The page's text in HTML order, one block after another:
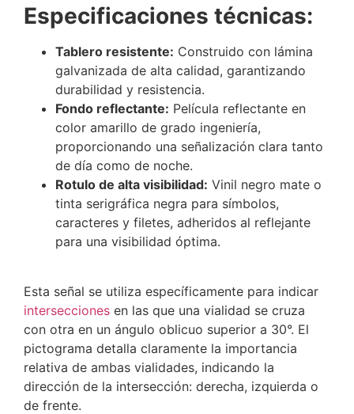
Especificaciones técnicas:
Tablero resistente: Construido con lámina
galvanizada de alta calidad, garantizando
durabilidad y resistencia.
Fondo reflectante: Película reflectante en
color amarillo de grado ingeniería,
proporcionando una señalización clara tanto
de día como de noche.
Rotulo de alta visibilidad: Vinil negro mate o
tinta serigráfica negra para símbolos,
caracteres y filetes, adheridos al reflejante
para una visibilidad óptima.
Esta señal se utiliza específicamente para indicar
intersecciones en las que una vialidad se cruza
con otra en un ángulo oblicuo superior a 30°. El
pictograma detalla claramente la importancia
relativa de ambas vialidades, indicando la
dirección de la intersección: derecha, izquierda o
de frente.